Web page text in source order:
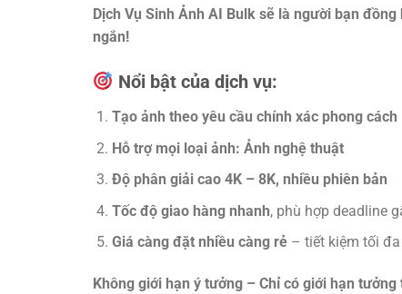
Dịch Vụ Sinh Ảnh AI Bulk sẽ là người bạn
ngắn!
Nổi bật của dịch vụ:
Tạo ảnh theo yêu cầu chính xác phong cách
Hỗ trợ mọi loại ảnh: Ảnh nghệ thuật
Độ phân giải cao 4K – 8K, nhiều phiên bản
Tốc độ giao hàng nhanh, phù hợp deadline
Giá càng đặt nhiều càng rẻ– tiết kiệm tối đa
Không giới hạn ý tưởng – Chỉ có giới hạn